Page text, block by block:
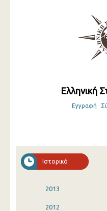
Ελληνική
Εγγραφή
Ιστορικό
2013
2012